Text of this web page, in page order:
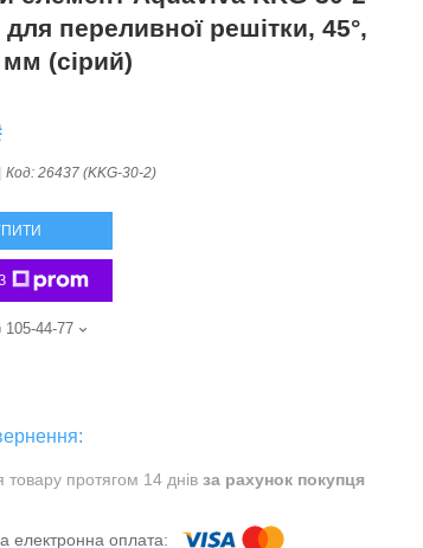
переливної решітки, 45°,
(сірий)
Код: 26437 (KKG-30-2)
105-44-77
товару протягом 14 днів за рахунок покупця